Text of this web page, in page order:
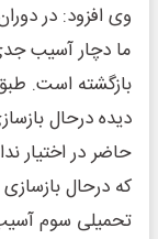
بازگشته است.
دیده درحال
تحمیلی سوم آسیب